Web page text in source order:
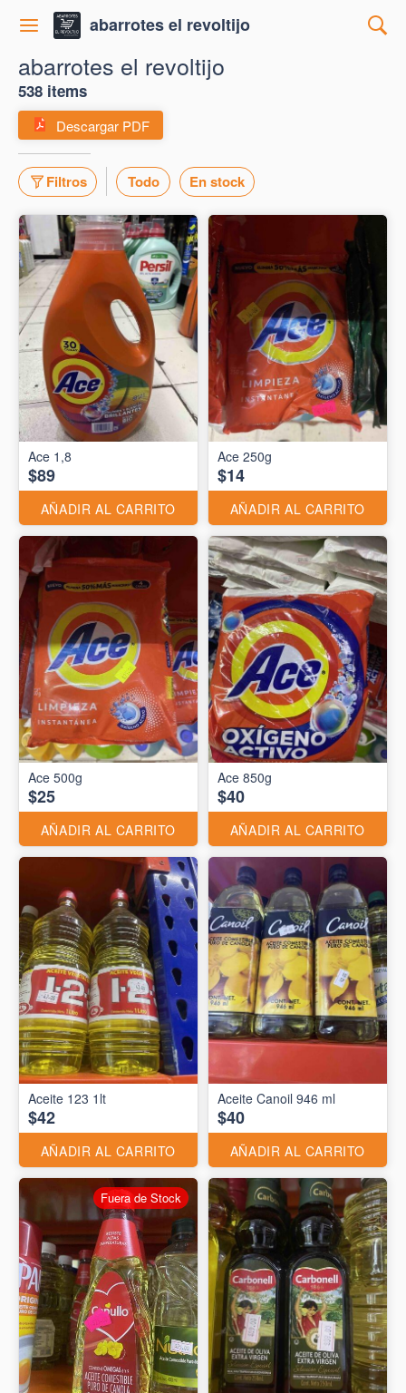
abarrotes el revoltijo
abarrotes el revoltijo
538 items
Descargar PDF
Filtros Todo En stock
Ace 1,8
$89
AÑADIR AL CARRITO
Ace 250g
$14
AÑADIR AL CARRITO
Ace 500g
$25
AÑADIR AL CARRITO
Ace 850g
$40
AÑADIR AL CARRITO
Aceite 123 1lt
$42
AÑADIR AL CARRITO
Aceite Canoil 946 ml
$40
AÑADIR AL CARRITO
Fuera de Stock